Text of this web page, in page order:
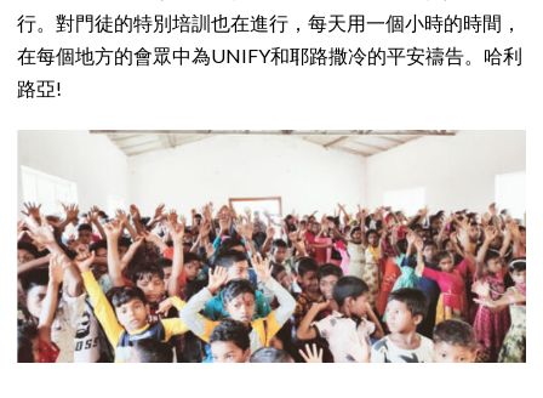
行。對門徒的特別培訓也在進行，每天用一個小時的時間，
在每個地方的會眾中為UNIFY和耶路撒冷的平安禱告。哈利
路亞!